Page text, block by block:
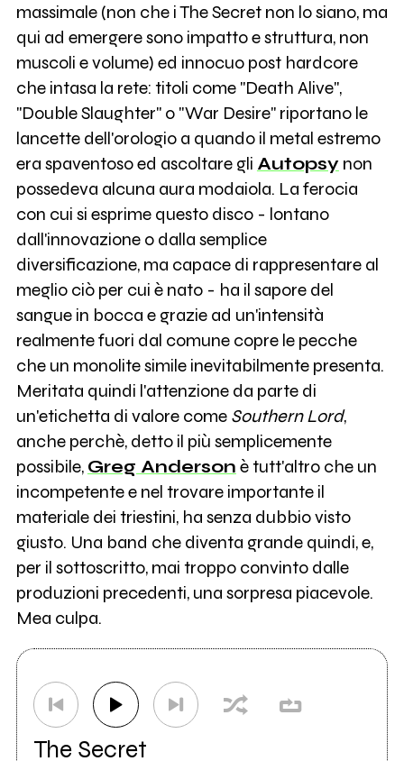
massimale (non che i The Secret non lo siano, ma
qui ad emergere sono impatto e struttura, non
muscoli e volume) ed innocuo post hardcore
che intasa la rete: titoli come "Death Alive",
"Double Slaughter" o "War Desire" riportano le
lancette dell'orologio a quando il metal estremo
era spaventoso ed ascoltare gli Autopsynon
possedeva alcuna aura modaiola. La ferocia
con cui si esprime questo disco - lontano
dall'innovazione o dalla semplice
diversificazione, ma capace di rappresentare al
meglio ciò per cui è nato - ha il sapore del
sangue in bocca e grazie ad un'intensità
realmente fuori dal comune copre le pecche
che un monolite simile inevitabilmente presenta.
Meritata quindi l'attenzione da parte di
un'etichetta di valore come Southern Lord,
anche perchè, detto il più semplicemente
possibile, Greg Anderson è tutt'altro che un
incompetente e nel trovare importante il
materiale dei triestini, ha senza dubbio visto
giusto. Una band che diventa grande quindi, e,
per il sottoscritto, mai troppo convinto dalle
produzioni precedenti, una sorpresa piacevole.
Mea culpa.
The Secret